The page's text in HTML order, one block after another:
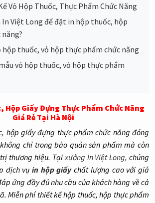
Vỏ Hộp Thuốc, Thực Phẩm Chức Năng
In Việt Long để đặt in hộp thuốc, hộp
hộp thuốc, vỏ hộp thực phẩm chức năng
vỏ hộp thuốc, vỏ hộp thực phẩm
Hộp Giấy Đựng Thực Phẩm Chức Năng
Giá Rẻ Tại Hà Nội
hộp giấy đựng thực phẩm chức năng đóng
chỉ trong bảo quản sản phẩm mà còn
thương hiệu. Tại xưởng In Việt Long, chúng
dịch vụ in hộp giấychất lượng cao với giá
ứng đầy đủ nhu cầu của khách hàng về cả
Miễn phí thiết kế hộp thuốc, hộp thực phẩm